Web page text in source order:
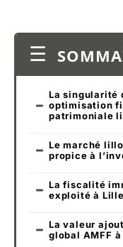
La singularité
optimisation
patrimoniale
Le marché
propice à
La fiscalité
exploité à Lille
La valeur
global AMFF